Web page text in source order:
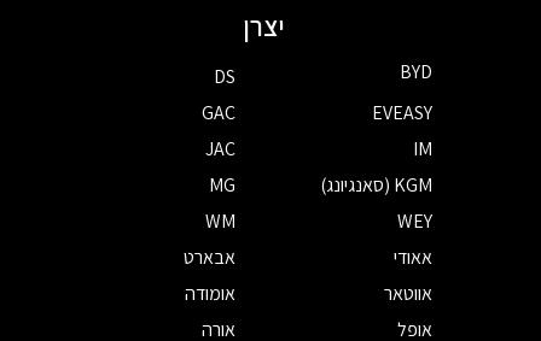
יצרן
BYD
DS
EVEASY
GAC
IM
JAC
KGM (סאנגיונג)
MG
WEY
WM
אאודי
אבארט
אווטאר
אומודה
אופל
אורה